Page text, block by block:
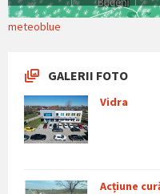
meteoblue
GALERII FOTO
Vidra
Acțiune